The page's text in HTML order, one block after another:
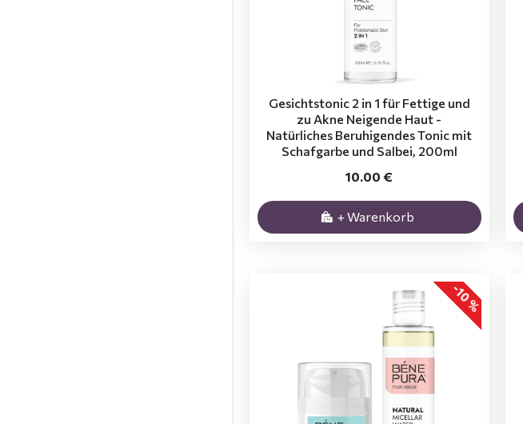
Gesichtstonic 2 in 1 für Fettige und
zu Akne Neigende Haut -
Natürliches Beruhigendes Tonic mit
Schafgarbe und Salbei, 200ml
10.00 €
+ Warenkorb
-10 %